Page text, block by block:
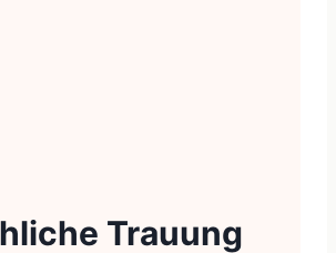
Trauung